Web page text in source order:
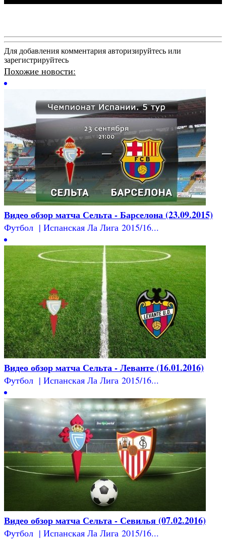
Для добавления комментария авторизируйтесь или
зарегистрируйтесь
Похожие новости:
Видео обзор матча Сельта - Барселона (23.09.2015)
Футбол | Испанская Ла Лига 2015/16...
Видео обзор матча Сельта - Леванте (16.01.2016)
Футбол | Испанская Ла Лига 2015/16...
Видео обзор матча Сельта - Севилья (07.02.2016)
Футбол | Испанская Ла Лига 2015/16...